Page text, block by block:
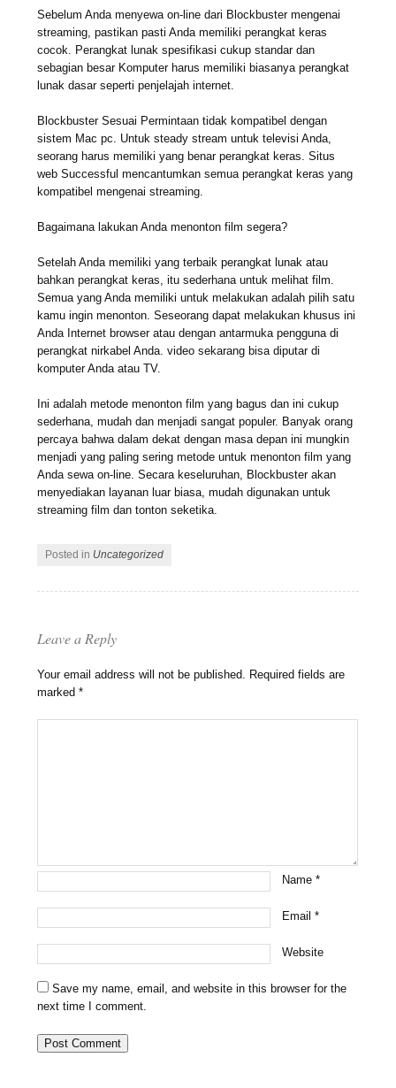
Sebelum Anda menyewa on-line dari Blockbuster mengenai
streaming, pastikan pasti Anda memiliki perangkat keras
cocok. Perangkat lunak spesifikasi cukup standar dan
sebagian besar Komputer harus memiliki biasanya perangkat
lunak dasar seperti penjelajah internet.
Blockbuster Sesuai Permintaan tidak kompatibel dengan
sistem Mac pc. Untuk steady stream untuk televisi Anda,
seorang harus memiliki yang benar perangkat keras. Situs
web Successful mencantumkan semua perangkat keras yang
kompatibel mengenai streaming.
Bagaimana lakukan Anda menonton film segera?
Setelah Anda memiliki yang terbaik perangkat lunak atau
bahkan perangkat keras, itu sederhana untuk melihat film.
Semua yang Anda memiliki untuk melakukan adalah pilih satu
kamu ingin menonton. Seseorang dapat melakukan khusus ini
Anda Internet browser atau dengan antarmuka pengguna di
perangkat nirkabel Anda. video sekarang bisa diputar di
komputer Anda atau TV.
Ini adalah metode menonton film yang bagus dan ini cukup
sederhana, mudah dan menjadi sangat populer. Banyak orang
percaya bahwa dalam dekat dengan masa depan ini mungkin
menjadi yang paling sering metode untuk menonton film yang
Anda sewa on-line. Secara keseluruhan, Blockbuster akan
menyediakan layanan luar biasa, mudah digunakan untuk
streaming film dan tonton seketika.
Posted in Uncategorized
Leave a Reply
Your email address will not be published. Required fields are
marked*
Name*
Email*
Website
Save my name, email, and website in this browser for the
next time I comment.